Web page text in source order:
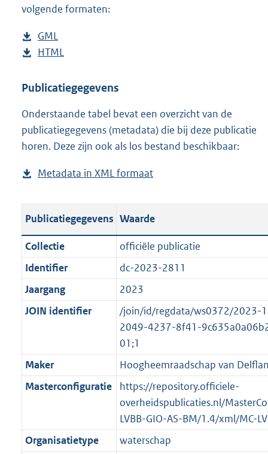
volgende formaten:
D
o
n
o
a
d
u
l
c
a
t
i
e
f
o
r
a
GML
e
t
n
d
s
r
o
t
e
:
3
5
M
b
D
w
l
o
a
p
b
i
c
a
t
i
n
f
o
a
HTML
s
a
n
d
g
o
t
t
e
:
o
e
k
e
Publicatiegegevens
Onderstaande tabel bevat een overzicht van de
publicatiegegevens (metadata) die bij deze publicatie
horen. Deze zijn ook als los bestand beschikbaar:
Metadata in XML formaat
t
a
n
d
g
r
o
o
t
t
e
:
2
K
Publicatiegegevens Waarde
Collectie
officiële publicatie
Identifier
dc-2023-2811
Jaargang
2023
JOIN identifier
/join/id/regdata/ws0372/2023-
2049-4237-8f41-
01;1
Maker
Hoogheemraadschap van
Masterconfiguratie
https://repository.officiele-
overheidspublicaties.nl/
LVBB-GIO-AS-BM/1.4/xml/MC-
Organisatietype
waterschap